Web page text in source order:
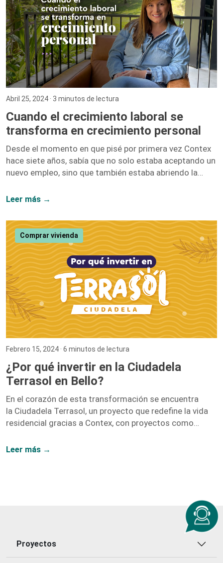
testimonios de más de 100 inversionistas millonarios
para ofrecer una guía completa sobre […]
Abril 25, 2024 · 3 minutos de lectura
Cuando el crecimiento laboral se
transforma en crecimiento personal
Desde el momento en que pisé por primera vez Contex
hace siete años, sabía que no solo estaba aceptando un
nuevo empleo, sino que también estaba abriendo la
me equivoqué. Hoy, siete años después, puedo afirmar
van de la mano, y mi paso por esta compañía lo
demuestra. Iniciar como una entusiasta del marketing
digital y ascender hasta convertirme en la Directora […]
Leer más →
Comprar vivienda
Febrero 15, 2024 · 6 minutos de lectura
¿Por qué invertir en la Ciudadela
Terrasol en Bello?
En el corazón de esta transformación se encuentra
la Ciudadela Terrasol, un proyecto que redefine la vida
residencial gracias a Contex, con proyectos como
Leer más →
Proyectos